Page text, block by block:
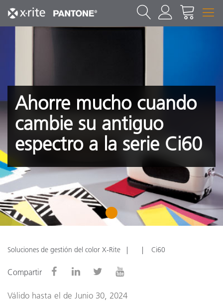
Ahorre mucho cuando
cambie su antiguo
espectro a la serie Ci60
1
Soluciones de gestión del color X-Rite Ci60
Compartir
Válido hasta el de Junio 30, 2024